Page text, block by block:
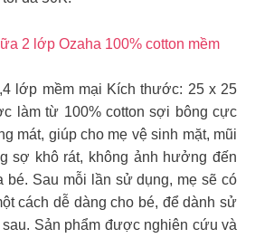
2 lớp Ozaha 100% cotton mềm
lớp mềm mại Kích thước: 25 x 25
làm từ 100% cotton sợi bông cực
mát, giúp cho mẹ vệ sinh mặt, mũi
sợ khô rát, không ảnh hưởng đến
bé. Sau mỗi lần sử dụng, mẹ sẽ có
cách dễ dàng cho bé, để dành sử
Sản phẩm được nghiên cứu và